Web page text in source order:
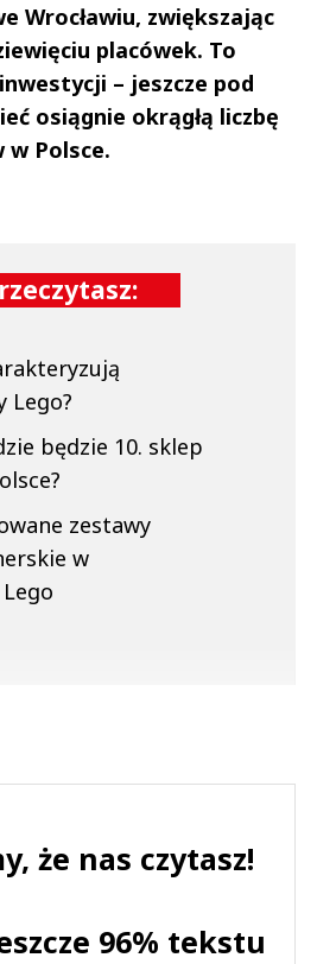
Wrocławiu, zwiększając
placówek. To
– jeszcze pod
osiągnie okrągłą liczbę
w Polsce.
Lego?
będzie 10. sklep
zestawy
w
że nas czytasz!
96% tekstu